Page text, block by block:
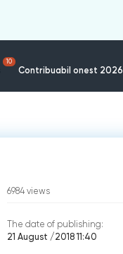
10
Contribuabil onest 2026
6984 views
The date of publishing:
21 August /2018 11:40